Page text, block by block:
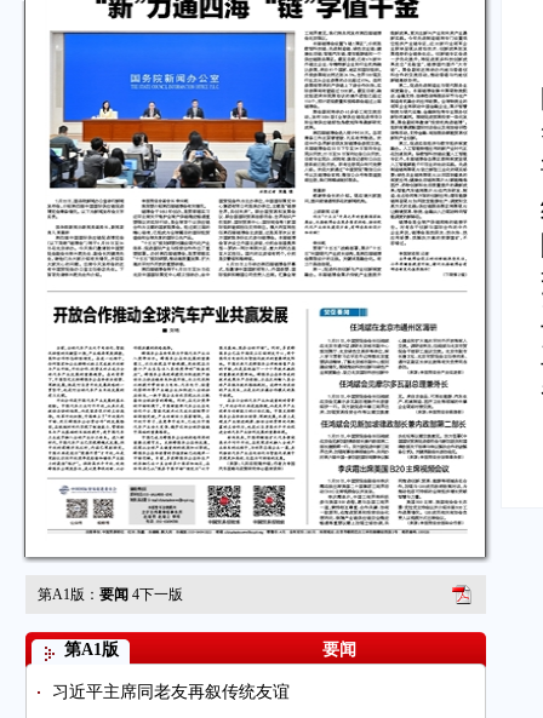
第A1版： 要闻 4下一版
第A1版 要闻
习近平主席同老友再叙传统友谊